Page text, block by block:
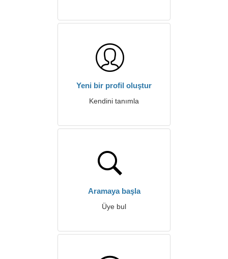
Yeni bir profil oluştur
Kendini tanımla
Aramaya başla
Üye bul